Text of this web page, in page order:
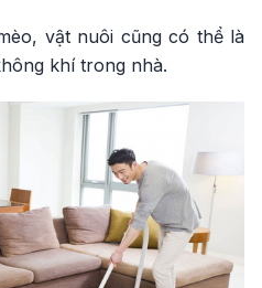
vật nuôi cũng có thể là
khí trong nhà.